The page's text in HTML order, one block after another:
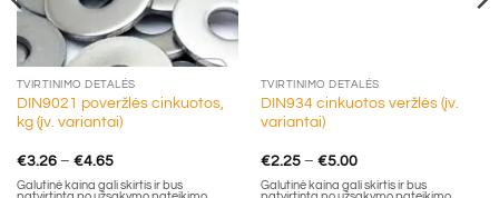
TVIRTINIMO DETALĖS
DIN9021 poveržlės cinkuotos,
kg (įv. variantai)
€3.26 – €4.65Price
€3.26
Galutinė kaina gali skirtis ir bus
TVIRTINIMO DETALĖS
DIN934 cinkuotos veržlės (įv.
variantai)
€2.25 – €5.00Price
€2.25
Galutinė kaina gali skirtis ir bus